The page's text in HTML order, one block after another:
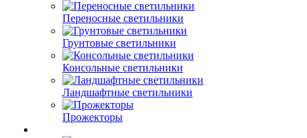
Переносные светильники
Грунтовые светильники
Консольные светильники
Ландшафтные светильники
Прожекторы